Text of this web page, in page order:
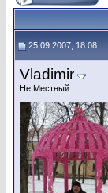
25.09.2007, 18:08
Vladimir
Не Местный